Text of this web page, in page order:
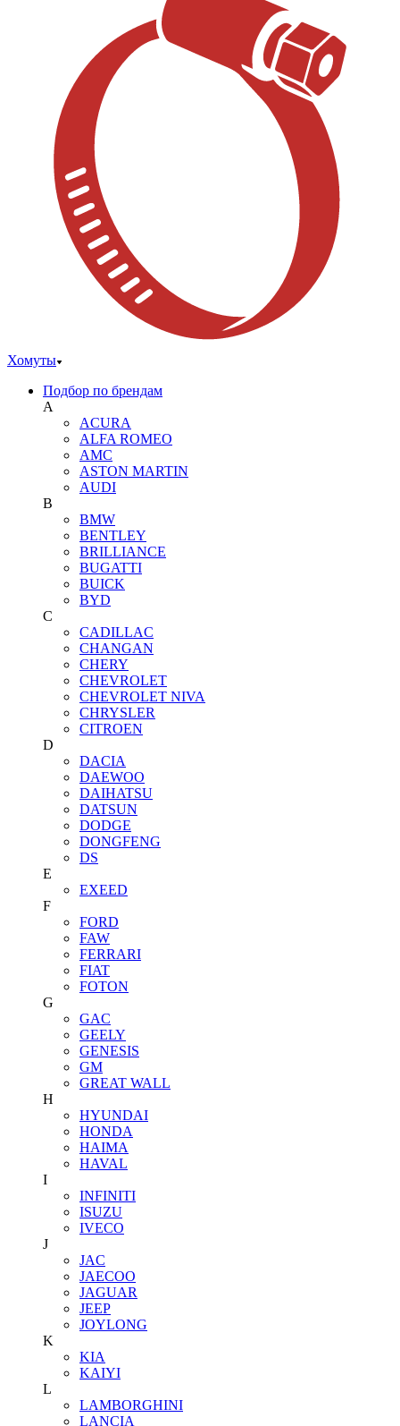
Хомуты
Подбор по брендам
A
ACURA
ALFA ROMEO
AMC
ASTON MARTIN
AUDI
B
BMW
BENTLEY
BRILLIANCE
BUGATTI
BUICK
BYD
C
CADILLAC
CHANGAN
CHERY
CHEVROLET
CHEVROLET NIVA
CHRYSLER
CITROEN
D
DACIA
DAEWOO
DAIHATSU
DATSUN
DODGE
DONGFENG
DS
E
EXEED
F
FORD
FAW
FERRARI
FIAT
FOTON
G
GAC
GEELY
GENESIS
GM
GREAT WALL
H
HYUNDAI
HONDA
HAIMA
HAVAL
I
INFINITI
ISUZU
IVECO
J
JAC
JAECOO
JAGUAR
JEEP
JOYLONG
K
KIA
KAIYI
L
LAMBORGHINI
LANCIA